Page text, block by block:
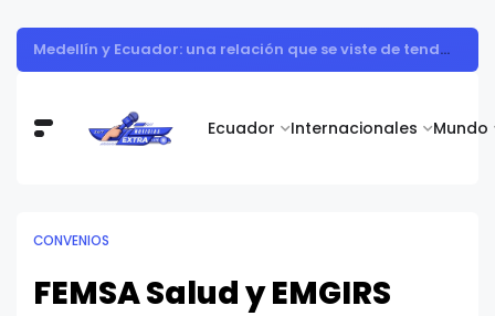
Ecuador Internacionales Mundo
Adiós al "carrito abandonado": estrategias para cerrar más ventas en las rebajas de mitad de año en Ecuador
CONVENIOS
FEMSA Salud y EMGIRS